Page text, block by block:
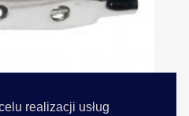
realizacji usług